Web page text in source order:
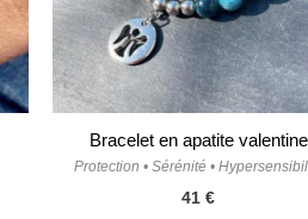
Bracelet en apatite valentine
Protection • Sérénité •
41€